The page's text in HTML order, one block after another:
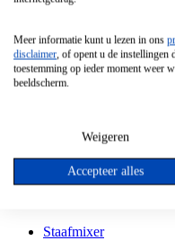
Vrijstaande Magnetron
Vrijstaande Kookplaat
Inbouw Gaskookplaat
Inbouw Keramische
Kookplaat Accessoires
Staafmixer
Meer informatie kunt u lezen in ons
disclaimer, of opent u de instellingen
toestemming op ieder moment weer
beeldscherm.
Weigeren
Accepteer alles